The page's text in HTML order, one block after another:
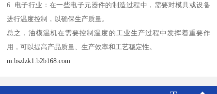
6. 电子行业：在一些电子元器件的制造过程中，需要对模具或设备
进行温度控制，以确保生产质量。
总之，油模温机在需要控制温度的工业生产过程中发挥着重要作
用，可以提高产品质量、生产效率和工艺稳定性。
m.bszlzk1.b2b168.com